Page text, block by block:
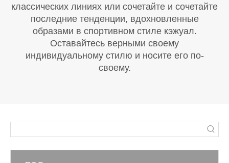
классических линиях или сочетайте и сочетайте
последние тенденции, вдохновленные
образами в спортивном стиле кэжуал.
Оставайтесь верными своему
индивидуальному стилю и носите его по-
своему.